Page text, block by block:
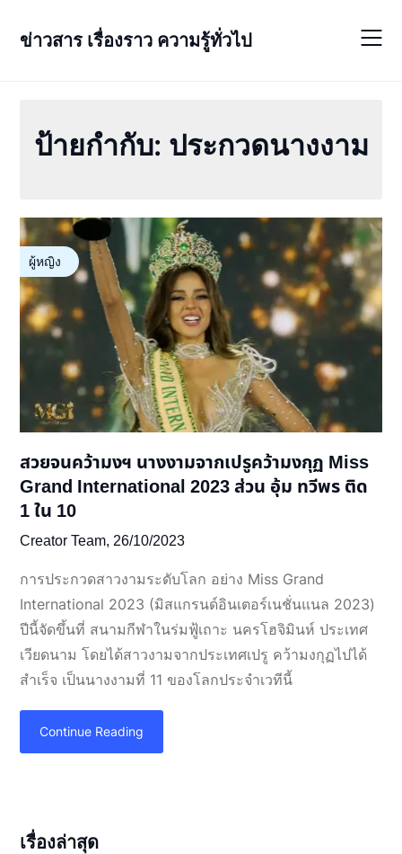
ข่าวสาร เรื่องราว ความรู้ทั่วไป
ป้ายกำกับ: ประกวดนางงาม
ผู้หญิง
สวยจนคว้ามงฯ นางงามจากเปรูคว้ามงกุฏ Miss
Grand International 2023 ส่วน อุ้ม ทวีพร ติด
1 ใน 10
Creator Team,26/10/2023
การประกวดสาวงามระดับโลก อย่าง Miss Grand
International 2023 (มิสแกรนด์อินเตอร์เนชั่นแนล 2023)
ปีนี้จัดขึ้นที่ สนามกีฬาในร่มฟู้เถาะ นครโฮจิมินห์ ประเทศ
เวียดนาม โดยได้สาวงามจากประเทศเปรู คว้ามงกุฏไปได้
สำเร็จ เป็นนางงามที่ 11 ของโลกประจำเวทีนี้
Continue Reading
เรื่องล่าสุด